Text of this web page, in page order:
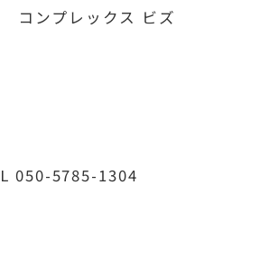
コンプレックス ビズ
050-5785-1304